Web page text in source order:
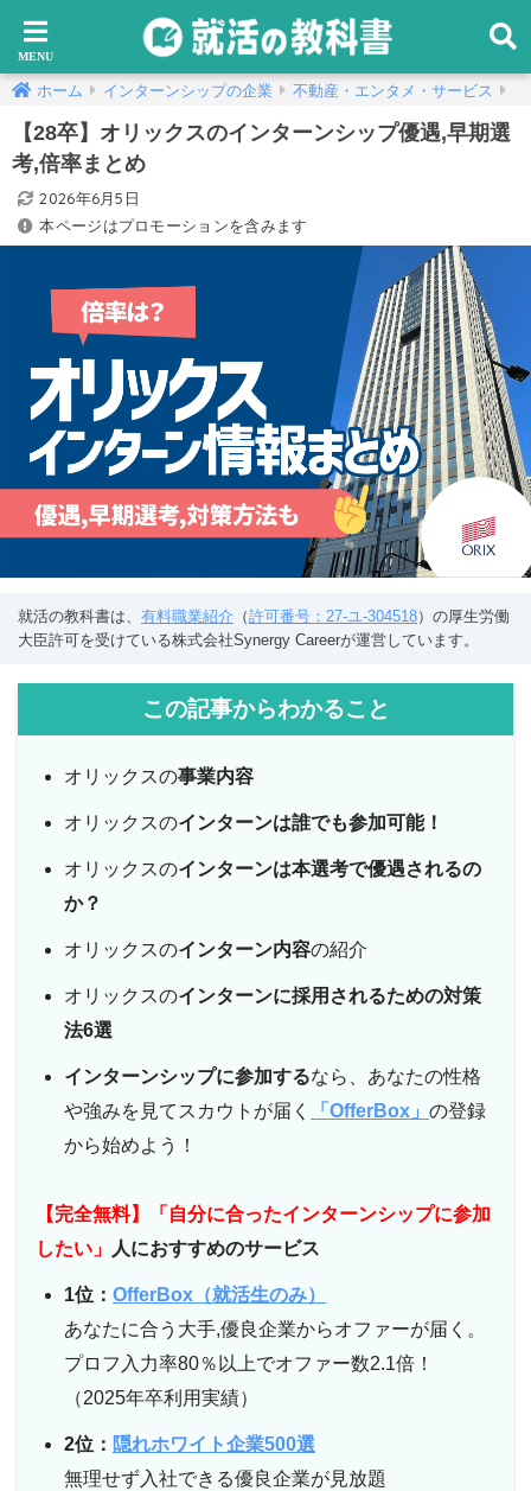
ホーム インターンシップの企業 不動産・エンタメ・サービス
【28卒】オリックスのインターンシップ優遇,早期選
考,倍率まとめ
2026年6月5日
本ページはプロモーションを含みます
就活の教科書は、 有料職業紹介 （許可番号：27-ユ-304518）の厚生労働
大臣許可を受けている株式会社Synergy Careerが運営しています。
この記事からわかること
オリックスの事業内容
オリックスのインターンは誰でも参加可能！
オリックスのインターンは本選考で優遇されるの
か？
オリックスのインターン内容の紹介
オリックスのインターンに採用されるための対策
法6選
インターンシップに参加するなら、あなたの性格
や強みを見てスカウトが届く
「OfferBox」 の登録
から始めよう！
【完全無料】「自分に合ったインターンシップに参加
したい」 人におすすめのサービス
1位： OfferBox（就活生のみ）
あなたに合う大手,優良企業からオファーが届く。
プロフ入力率80％以上でオファー数2.1倍！
（2025年卒利用実績）
2位： 隠れホワイト企業500選
無理せず入社できる優良企業が見放題